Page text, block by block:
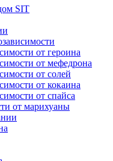
SIT
от героина
от мефедрона
от солей
от кокаина
от спайса
от марихуаны